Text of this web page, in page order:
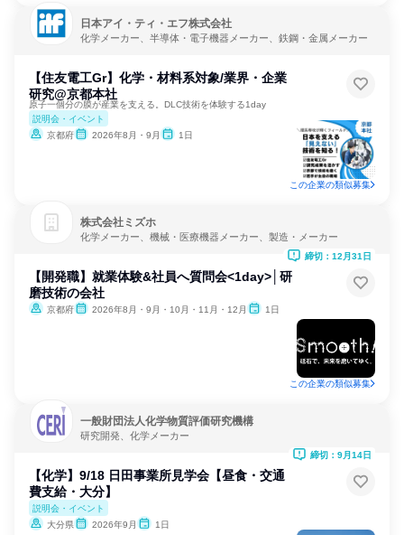
日本アイ・ティ・エフ株式会社
化学メーカー、半導体・電子機器メーカー、鉄鋼・金属メーカー
【住友電工Gr】化学・材料系対象/業界・企業
研究@京都本社
原子一個分の膜が産業を支える。DLC技術を体験する1day
説明会・イベント
京都府
2026年8月・9月 1日
この企業の類似募集
株式会社ミズホ
化学メーカー、機械・医療機器メーカー、製造・メーカー
【開発職】就業体験&社員へ質問会<1day>│研
磨技術の会社
京都府 2026年8月・9月・10月・11月・12月 1日
締切：12月31日
この企業の類似募集
一般財団法人化学物質評価研究機構
研究開発、化学メーカー
【化学】9/18 日田事業所見学会【昼食・交通
費支給・大分】
説明会・イベント
大分県
2026年9月 1日
締切：9月14日